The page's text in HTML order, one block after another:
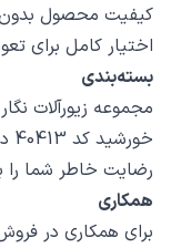
کیفیت محصول
اختیار کامل برای
بسته‌بندی
مجموعه زیورآلات
رضایت خاطر شما را
همکاری